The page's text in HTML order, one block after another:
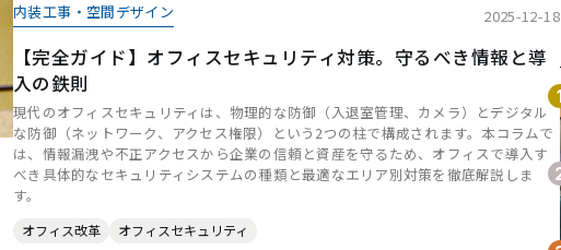
内装工事・空間デザイン 2025-12-18
【完全ガイド】オフィスセキュリティ対策。守るべき情報と導
入の鉄則
現代のオフィスセキュリティは、物理的な防御（入退室管理、カメラ）とデジタル
な防御（ネットワーク、アクセス権限）という2つの柱で構成されます。本コラムで
は、情報漏洩や不正アクセスから企業の信頼と資産を守るため、オフィスで導入す
べき具体的なセキュリティシステムの種類と最適なエリア別対策を徹底解説しま
す。
オフィス改革 オフィスセキュリティ